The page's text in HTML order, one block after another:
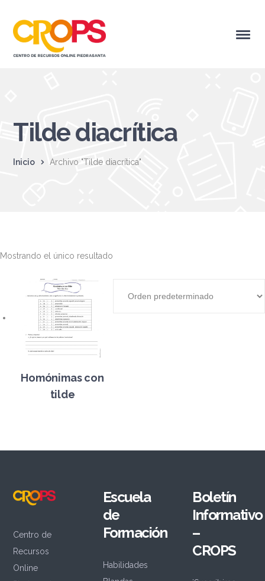
Tilde diacrítica
Inicio Archivo "Tilde diacrítica"
Mostrando el único resultado
Homónimas con
tilde
Centro de
Recursos
Online
Escuela
de
Formación
Habilidades
Boletín
Informativo
–
CROPS